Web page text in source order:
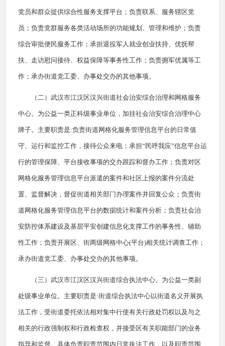
党员和群众提供综合性服务支撑平台；负责联系、服务辖区党
员；负责党群服务各类活动场所的功能规划、管理和维护；负责
综合审批便民服务工作；承担退役军人就业创业扶持、优抚帮
扶、走访慰问接待、权益保障等事务性工作；负责拥军优属等工
作；承办街道党工委、办事处交办的其他事项。
（二）武汉市江汉区汉兴街道社会治安综合治理和网格服务
中心。为公益一类正科级事业单位，加挂社会治安综合治理中心
牌子。主要职责是:负责街道网格化服务管理信息平台的日常值
守、运行和监控工作，接待公众来电；承担“民呼我应”信息平台运
行的管理保障、平台接收事项的交办跟踪和督办工作；负责对区
网格化服务管理信息平台派遣的案件和社区上报的案件分流处
置、监督解决，督促街道相关部门办理案件并回复公众；负责街
道网格化服务管理信息平台的数据统计和案件分析；负责社会治
安防控体系建设及基层平安创建信息化支撑工作的事务性、辅助
性工作；负责开展区、街两级网格中心(平台)相关统计调查工作；
承办街道党工委、办事处交办的其他事项。
（三）武汉市江汉区汉兴街道综合执法中心。为公益一类副
处级事业单位。主要职责是:街道综合执法中心以街道名义开展执
法工作，受街道委托依法相对集中行使有关行政处罚权以及与之
相关的行政强制权和行政检查权，并接受区有关职能部门的业务
指导和监督。具体负责职责范围内日常执法工作，以及职责范围